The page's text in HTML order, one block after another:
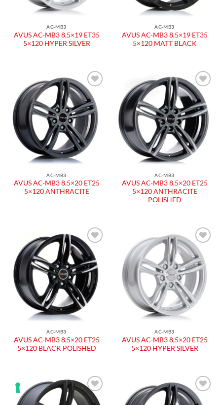
AC-MB3
AVUS AC-MB3 8,5×19 ET35
5×120 HYPER SILVER
AC-MB3
AVUS AC-MB3 8,5×19 ET35
5×120 MATT BLACK
AC-MB3
AVUS AC-MB3 8,5×20 ET25
5×120 ANTHRACITE
AC-MB3
AVUS AC-MB3 8,5×20 ET25
5×120 ANTHRACITE
POLISHED
AC-MB3
AVUS AC-MB3 8,5×20 ET25
5×120 BLACK POLISHED
AC-MB3
AVUS AC-MB3 8,5×20 ET25
5×120 HYPER SILVER